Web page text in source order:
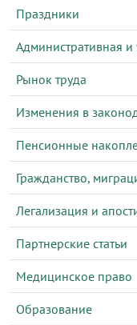
Праздники
Административная и
Рынок труда
Изменения в
Пенсионные
Гражданство,
Легализация и
Партнерские статьи
Медицинское право
Образование